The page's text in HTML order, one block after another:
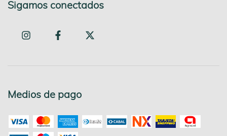
Sigamos conectados
Medios de pago